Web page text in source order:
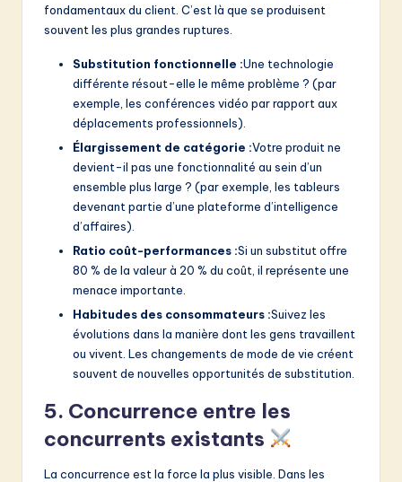
fondamentaux du client. C’est là que se produisent
souvent les plus grandes ruptures.
Substitution fonctionnelle :Une technologie
différente résout-elle le même problème ? (par
exemple, les conférences vidéo par rapport aux
déplacements professionnels).
Élargissement de catégorie :Votre produit ne
devient-il pas une fonctionnalité au sein d’un
ensemble plus large ? (par exemple, les tableurs
devenant partie d’une plateforme d’intelligence
d’affaires).
Ratio coût-performances :Si un substitut offre
80 % de la valeur à 20 % du coût, il représente une
menace importante.
Habitudes des consommateurs :Suivez les
évolutions dans la manière dont les gens travaillent
ou vivent. Les changements de mode de vie créent
souvent de nouvelles opportunités de substitution.
5. Concurrence entre les
concurrents existants
La concurrence est la force la plus visible. Dans les